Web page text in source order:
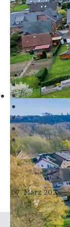
07. März 2025